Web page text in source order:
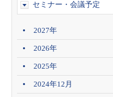
セミナー・会議予定
2027年
2026年
2025年
2024年12月